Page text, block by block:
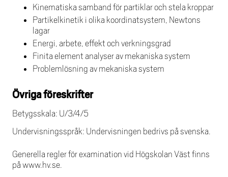
Kinematiska samband för partiklar och stela kroppar
Partikelkinetik i olika koordinatsystem, Newtons
lagar
Energi, arbete, effekt och verkningsgrad
Finita element analyser av mekaniska system
Problemlösning av mekaniska system
Övriga föreskrifter
Betygsskala: U/3/4/5
Undervisningsspråk: Undervisningen bedrivs på svenska.
Generella regler för examination vid Högskolan Väst finns
på www.hv.se.